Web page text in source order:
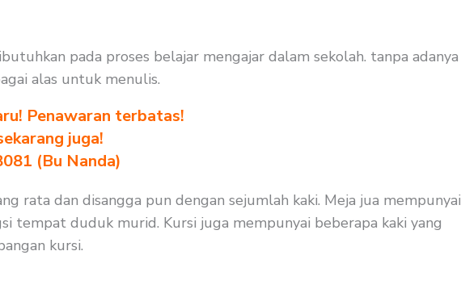
pada proses belajar mengajar dalam sekolah. tanpa adanya
alas untuk menulis.
Penawaran terbatas!
juga!
(Bu Nanda)
rata dan disangga pun dengan sejumlah kaki. Meja jua mempunyai
tempat duduk murid. Kursi juga mempunyai beberapa kaki yang
kursi.